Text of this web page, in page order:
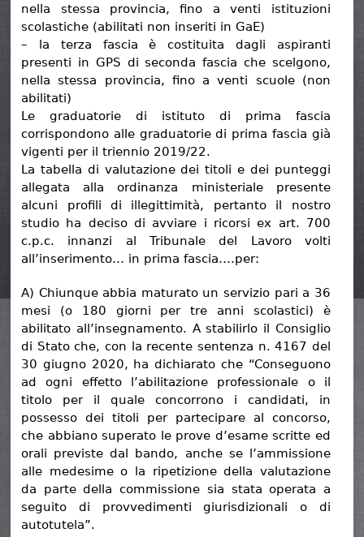
nella stessa provincia, fino a venti istituzioni
scolastiche (abilitati non inseriti in GaE)
– la terza fascia è costituita dagli aspiranti
presenti in GPS di seconda fascia che scelgono,
nella stessa provincia, fino a venti scuole (non
abilitati)
Le graduatorie di istituto di prima fascia
corrispondono alle graduatorie di prima fascia già
vigenti per il triennio 2019/22.
La tabella di valutazione dei titoli e dei punteggi
allegata alla ordinanza ministeriale presente
alcuni profili di illegittimità, pertanto il nostro
studio ha deciso di avviare i ricorsi ex art. 700
c.p.c. innanzi al Tribunale del Lavoro volti
all’inserimento… in prima fascia….per:
A) Chiunque abbia maturato un servizio pari a 36
mesi (o 180 giorni per tre anni scolastici) è
abilitato all’insegnamento. A stabilirlo il Consiglio
di Stato che, con la recente sentenza n. 4167 del
30 giugno 2020, ha dichiarato che “Conseguono
ad ogni effetto l’abilitazione professionale o il
titolo per il quale concorrono i candidati, in
possesso dei titoli per partecipare al concorso,
che abbiano superato le prove d’esame scritte ed
orali previste dal bando, anche se l’ammissione
alle medesime o la ripetizione della valutazione
da parte della commissione sia stata operata a
seguito di provvedimenti giurisdizionali o di
autotutela”.